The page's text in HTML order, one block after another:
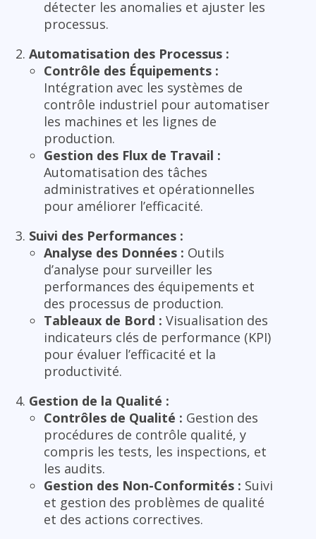
détecter les anomalies et ajuster les
processus.
Automatisation des Processus :
Contrôle des Équipements :
Intégration avec les systèmes de
contrôle industriel pour automatiser
les machines et les lignes de
production.
Gestion des Flux de Travail :
Automatisation des tâches
administratives et opérationnelles
pour améliorer l’efficacité.
Suivi des Performances :
Analyse des Données : Outils
d’analyse pour surveiller les
performances des équipements et
des processus de production.
Tableaux de Bord : Visualisation des
indicateurs clés de performance (KPI)
pour évaluer l’efficacité et la
productivité.
Gestion de la Qualité :
Contrôles de Qualité : Gestion des
procédures de contrôle qualité, y
compris les tests, les inspections, et
les audits.
Gestion des Non-Conformités : Suivi
et gestion des problèmes de qualité
et des actions correctives.